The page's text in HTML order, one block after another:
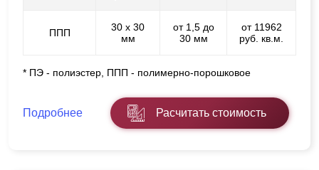
ППП
30 х 30
мм
от 1,5 до
30 мм
от 11962
руб. кв.м.
* ПЭ - полиэстер, ППП - полимерно-порошковое
Подробнее Расчитать стоимость